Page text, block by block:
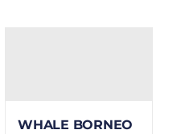
WHALE BORNEO